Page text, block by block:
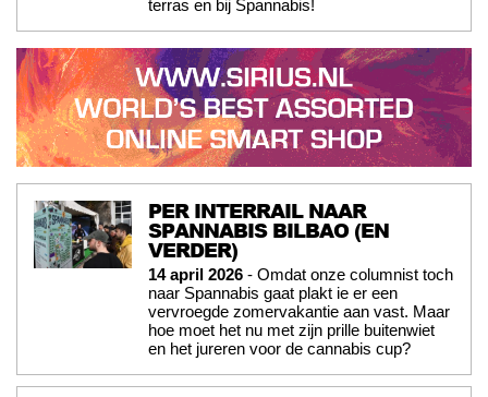
terras en bij Spannabis!
PER INTERRAIL NAAR
SPANNABIS BILBAO (EN
VERDER)
14 april 2026 - Omdat onze columnist toch
naar Spannabis gaat plakt ie er een
vervroegde zomervakantie aan vast. Maar
hoe moet het nu met zijn prille buitenwiet
en het jureren voor de cannabis cup?